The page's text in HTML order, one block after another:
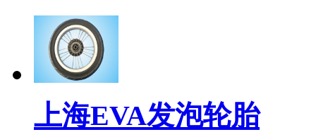
上海EVA发泡轮胎